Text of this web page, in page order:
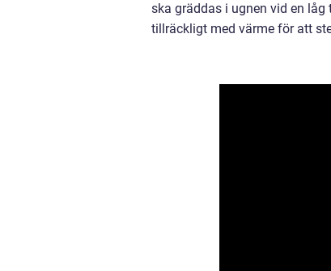
ska gräddas i ugnen vid en låg
tillräckligt med värme för att